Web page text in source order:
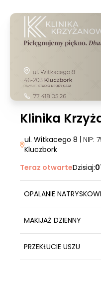
Klinika
ul. Witkacego 8 | NIP:
Kluczbork
Teraz otwarteDzisiaj:
OPALANIE
MAKIJAŻ DZIENNY
PRZEKŁUCIE USZU